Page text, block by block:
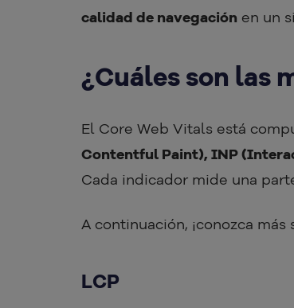
calidad de navegación en un
¿Cuáles son las
El Core Web Vitals está
Contentful Paint), INP
Cada indicador mide una
A continuación, ¡conozca
LCP